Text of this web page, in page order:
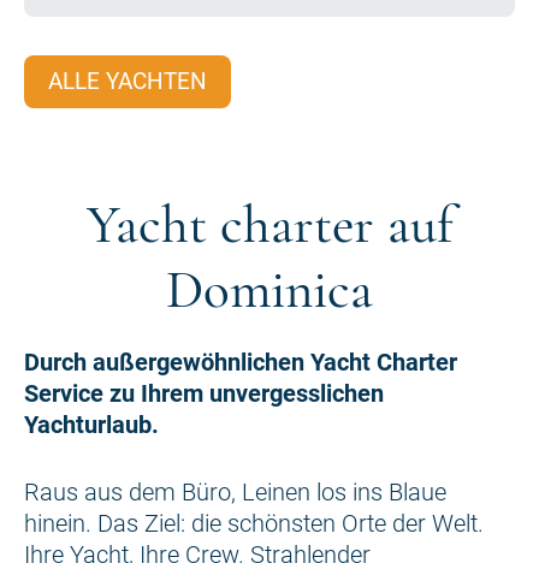
ALLE YACHTEN
Yacht charter auf
Dominica
Durch außergewöhnlichen Yacht Charter
Service zu Ihrem unvergesslichen
Yachturlaub.
Raus aus dem Büro, Leinen los ins Blaue
hinein. Das Ziel: die schönsten Orte der Welt.
Ihre Yacht, Ihre Crew. Strahlender